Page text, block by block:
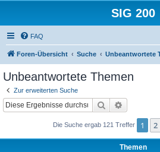
SIG 200
FAQ
Foren-Übersicht Suche Unbeantwortete
Unbeantwortete Themen
Zur erweiterten Suche
Suche
Die Suche ergab 121 Treffer 1 2
Themen